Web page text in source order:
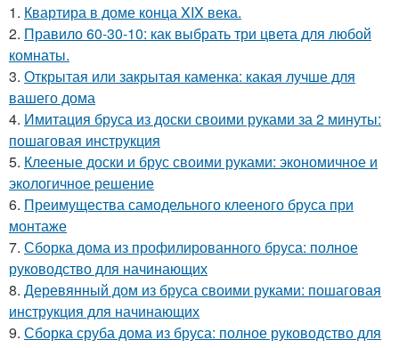
1. Квартира в доме конца XIX века.
2. Правило 60-30-10: как выбрать три цвета для любой
комнаты.
3. Открытая или закрытая каменка: какая лучше для
вашего дома
4. Имитация бруса из доски своими руками за 2 минуты:
пошаговая инструкция
5. Клееные доски и брус своими руками: экономичное и
экологичное решение
6. Преимущества самодельного клееного бруса при
монтаже
7. Сборка дома из профилированного бруса: полное
руководство для начинающих
8. Деревянный дом из бруса своими руками: пошаговая
инструкция для начинающих
9. Сборка сруба дома из бруса: полное руководство для